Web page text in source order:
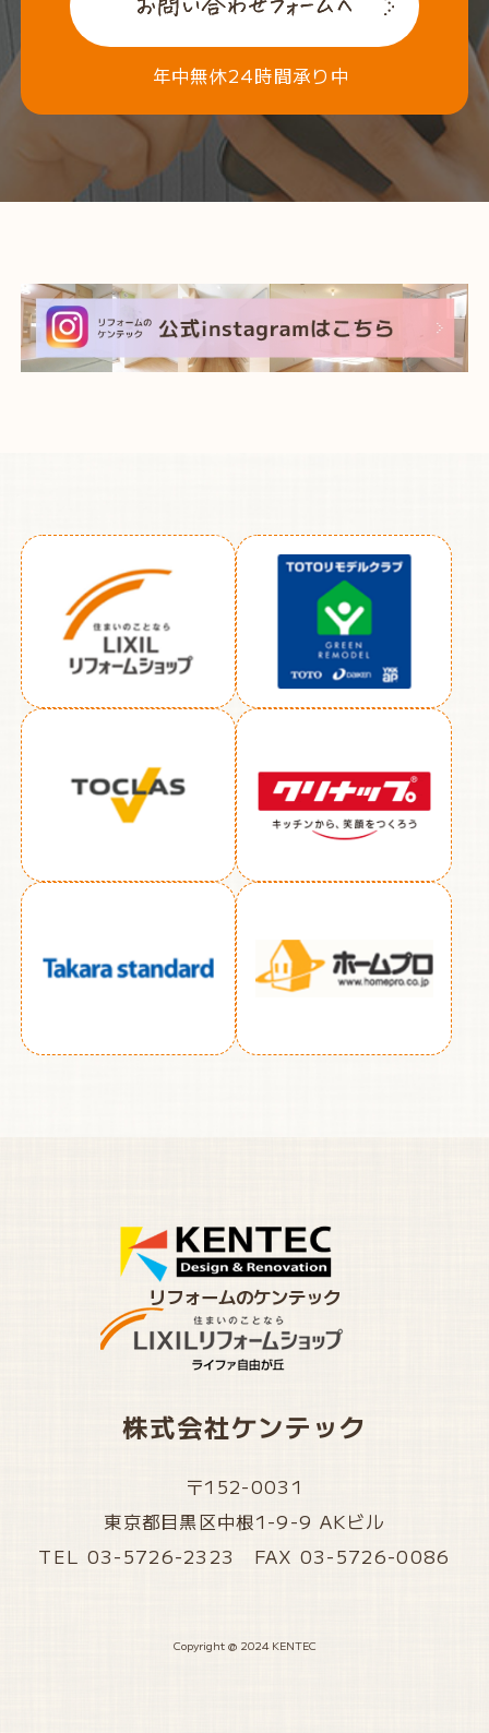
年中無休24時間承り中
リフォームのケンテック
株式会社ケンテック
〒152-0031
東京都目黒区中根1-9-9 AKビル
TEL 03-5726-2323 FAX 03-5726-0086
Copyright @ 2024 KENTEC